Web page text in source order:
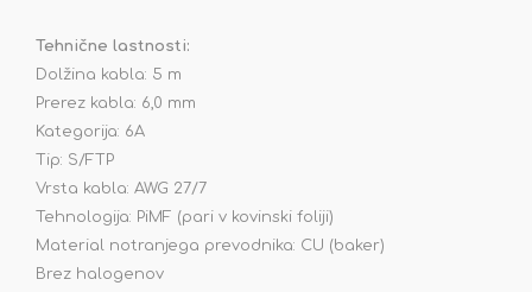
Tehnične lastnosti:
Dolžina kabla: 5 m
Prerez kabla: 6,0 mm
Kategorija: 6A
Tip: S/FTP
Vrsta kabla: AWG 27/7
Tehnologija: PiMF (pari v kovinski foliji)
Material notranjega prevodnika: CU (baker)
Brez halogenov